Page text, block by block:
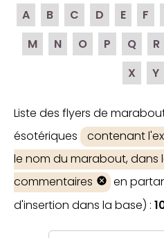
A B C D E F
M
N O P Q R
X
Y
Liste des flyers de
ésotériques
contenant
le nom du marabout, dans
commentaires
en
d'insertion dans la base) :